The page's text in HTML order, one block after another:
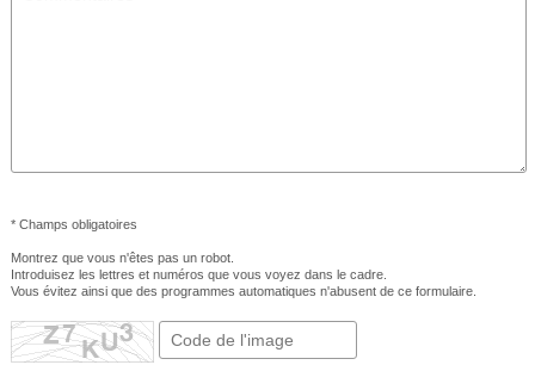
* Champs obligatoires
Montrez que vous n'êtes pas un robot.
Introduisez les lettres et numéros que vous voyez dans le cadre.
Vous évitez ainsi que des programmes automatiques n'abusent de ce formulaire.